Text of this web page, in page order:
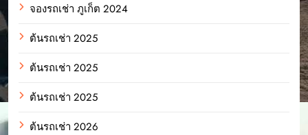
จองรถเช่า ภูเก็ต 2024
ต้นรถเช่า 2025
ต้นรถเช่า 2025
ต้นรถเช่า 2025
ต้นรถเช่า 2026